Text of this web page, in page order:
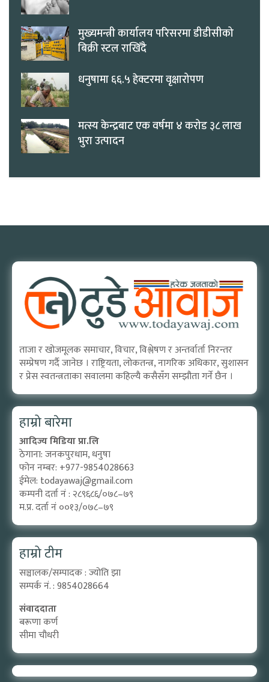
मुख्यमन्त्री कार्यालय परिसरमा डीडीसीको
बिक्री स्टल राखिँदै
धनुषामा ६६.५ हेक्टरमा वृक्षारोपण
मत्स्य केन्द्रबाट एक वर्षमा ४ करोड ३८ लाख
भुरा उत्पादन
ताजा र खोजमूलक समाचार, विचार, विश्लेषण र अन्तर्वार्ता निरन्तर
सम्प्रेषण गर्दै जानेछ । राष्ट्रियता, लोकतन्त्र, नागरिक अधिकार, सुशासन
र प्रेस स्वतन्त्रताका सवालमा कहिल्यै कसैसँग सम्झौता गर्ने छैन ।
हाम्रो बारेमा
आदिज्य मिडिया प्रा.लि
ठेगाना: जनकपुरधाम, धनुषा
फोन नम्बर: +977-9854028663
ईमेल: todayawaj@gmail.com
कम्पनी दर्ता नं : २८९६८६/०७८–७९
म.प्र. दर्ता नं ००१३/०७८–७९
हाम्रो टीम
सञ्चालक/सम्पादक : ज्योति झा
सम्पर्क नं. : 9854028664
संवाददाता
बरूणा कर्ण
सीमा चौधरी